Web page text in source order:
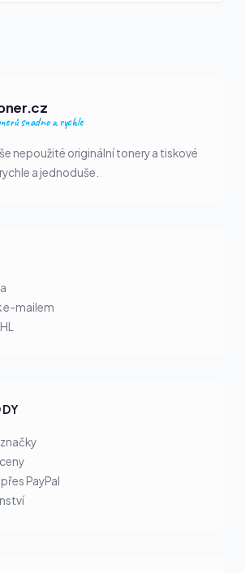
snadno a rychle
nepoužité originální tonery a tiskové
a jednoduše.
e-mailem
PayPal